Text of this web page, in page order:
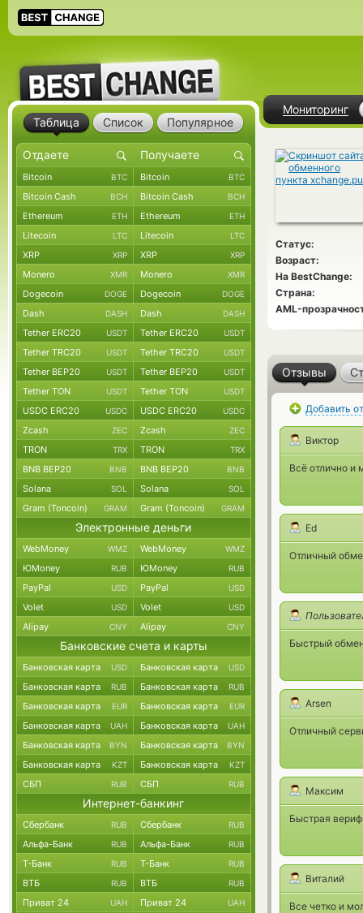
Мониторинг
Статус:
Возраст:
На BestChange:
Страна:
AML-
Отзывы
Добавить
Виктор
Всё отлично и
Ed
Отличный
Быстрый
Arsen
Отличный
Максим
Быстрая
Виталий
Все четко и
Таблица Список Популярное
Bitcoin BTC Bitcoin BTC
Bitcoin Cash BCH Bitcoin Cash BCH
Ethereum ETH Ethereum ETH
Litecoin LTC Litecoin LTC
XRP XRP XRP XRP
Monero XMR Monero XMR
Dogecoin DOGE Dogecoin DOGE
Dash DASH Dash DASH
Tether ERC20 USDT Tether ERC20 USDT
Tether TRC20 USDT Tether TRC20 USDT
Tether BEP20 USDT Tether BEP20 USDT
Tether TON USDT Tether TON USDT
USDC ERC20 USDC USDC ERC20 USDC
Zcash ZEC Zcash ZEC
TRON TRX TRON TRX
BNB BEP20 BNB BNB BEP20 BNB
Solana SOL Solana SOL
Gram (Toncoin) GRAM Gram (Toncoin) GRAM
Электронные деньги
WebMoney WMZ WebMoney WMZ
ЮMoney RUB ЮMoney RUB
PayPal USD PayPal USD
Volet USD Volet USD
Alipay CNY Alipay CNY
Банковские счета и карты
Банковская карта USD Банковская карта USD
Банковская карта RUB Банковская карта RUB
Банковская карта EUR Банковская карта EUR
Банковская карта UAH Банковская карта UAH
Банковская карта BYN Банковская карта BYN
Банковская карта KZT Банковская карта KZT
СБП RUB СБП RUB
Интернет-банкинг
Сбербанк RUB Сбербанк RUB
Альфа-Банк RUB Альфа-Банк RUB
Т-Банк RUB Т-Банк RUB
ВТБ RUB ВТБ RUB
Приват 24 UAH Приват 24 UAH